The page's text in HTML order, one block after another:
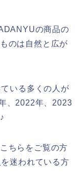
の商品の
のは自然と広が
いる多くの人が
、2022年、2023
ちらをご覧の方
迷われている方